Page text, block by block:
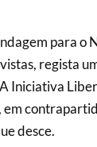
para o
regista
Iniciativa
desce.